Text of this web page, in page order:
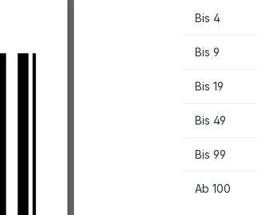
Bis 4
Bis 9
Bis 19
Bis 49
Bis 99
Ab 100